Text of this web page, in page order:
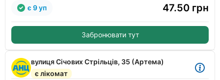
47.50 грн
є 9 уп
Забронювати тут
вулиця Січових Стрільців, 35 (Артема)
є лікомат